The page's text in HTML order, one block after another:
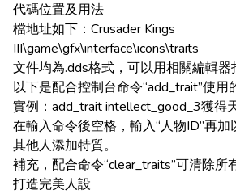
代碼位置及用法
檔地址如下：Crusader Kings
III\game\gfx\interface\icons\traits
文件均為.dds格式，可以用相關編輯器
以下是配合控制台命令“add_trait”使用
實例：add_trait intellect_good_3獲得
在輸入命令後空格，輸入“人物ID”再
其他人添加特質。
補充，配合命令“clear_traits”可清除所
打造完美人設